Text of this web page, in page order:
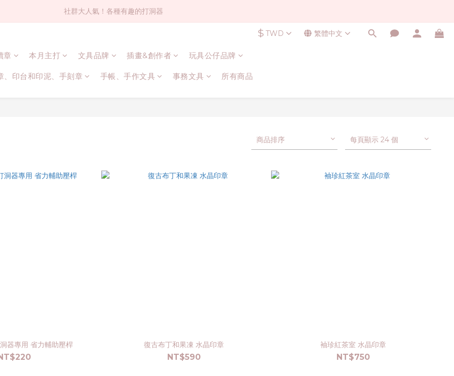
社群大人氣！各種有趣的打洞器
社群大人氣！各種有趣的打洞器
全店$1500免運(台灣地區)
社群大人氣！各種有趣的打洞器
$ TWD 繁體中文
章 本月主打 文具品牌 插畫&創作者 玩具公仔品牌
、印台和印泥、手刻章 手帳、手作文具 事務文具 所有商品
商品排序 每頁顯示 24 個
器專用 省力輔助壓桿 復古布丁和果凍 水晶印章
NT$590
袖珍紅茶室 水晶印章
NT$750